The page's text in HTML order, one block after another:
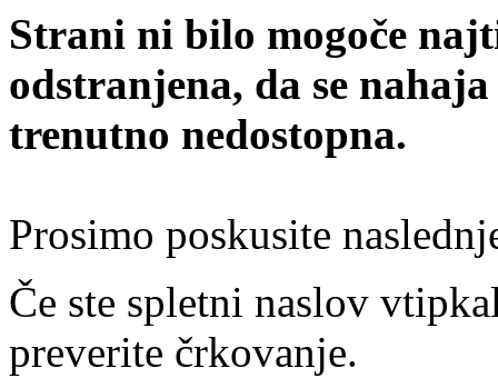
Strani ni bilo mogoče
odstranjena, da se
trenutno nedostopna.
Prosimo poskusite
Če ste spletni naslov
preverite črkovanje.